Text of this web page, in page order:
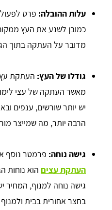
עלות ההובלה: פרט
כמובן לשנע את העץ
מדובר על העתקה בתוך
גודלו של העץ: העתקת עץ
מאשר העתקה של עצי
יש יותר שורשים, ענפים
הרבה יותר, מה שמייצר
גישה נוחה: פרמטר נוסף
העתקת עצים הוא נוחות
גישה נוחה למנוף, המחיר
בחצר אחורית בבית